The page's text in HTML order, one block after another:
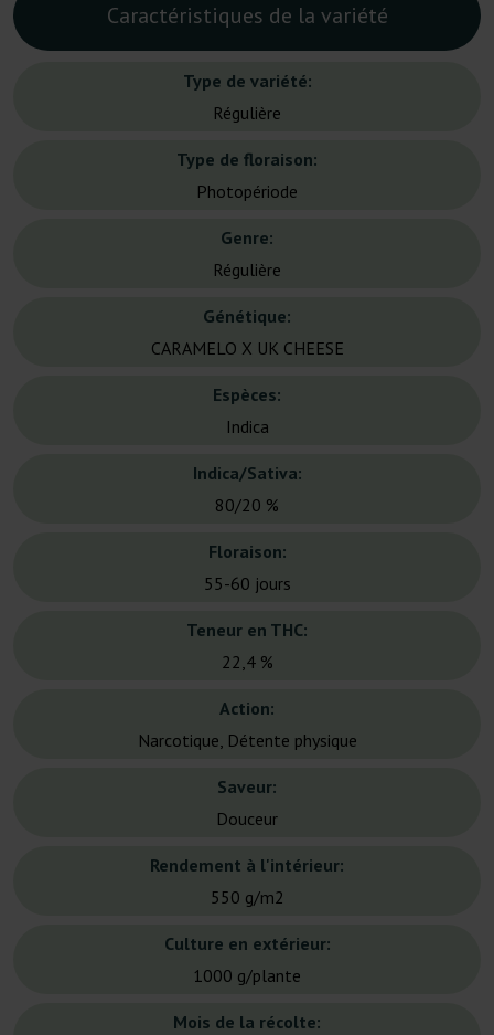
Caractéristiques de la variété
Type de variété:
Régulière
Type de floraison:
Photopériode
Genre:
Régulière
Génétique:
CARAMELO X UK CHEESE
Espèces:
Indica
Indica/Sativa:
80/20 %
Floraison:
55-60 jours
Teneur en THC:
22,4 %
Action:
Narcotique, Détente physique
Saveur:
Douceur
Rendement à l'intérieur:
550 g/m2
Culture en extérieur:
1000 g/plante
Mois de la récolte: